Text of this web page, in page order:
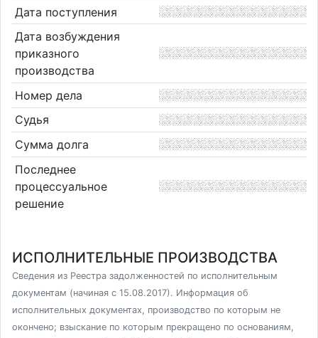
Дата поступления
Дата возбуждения
приказного
производства
Номер дела
Судья
Сумма долга
Последнее
процессуальное
решение
ИСПОЛНИТЕЛЬНЫЕ ПРОИЗВОДСТВА
Сведения из Реестра задолженностей по исполнительным
документам (начиная с 15.08.2017). Информация об
исполнительных документах, производство по которым не
окончено; взыскание по которым прекращено по основаниям,